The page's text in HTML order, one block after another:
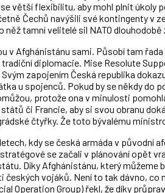
větší flexibilitu, aby mohl plnit úkoly
Čechů navýšili své kontingenty v
tamní velitelé sil NATO dlouhodobě
v Afghánistánu sami. Působí tam
diplomacie. Mise Resolute
zapojením Česká republika
u spojenců. Pokud by se někdy do
protože ona v minulosti
či Francie, aby si svou obranu
čtyřky. Že toto bývalému
kdy se česká armáda v původní
se začali v plánování opět
Díky Afghánistánu, který můžeme
vojáků. Není to tak dávno, co
Operation Group) řekl, že díky